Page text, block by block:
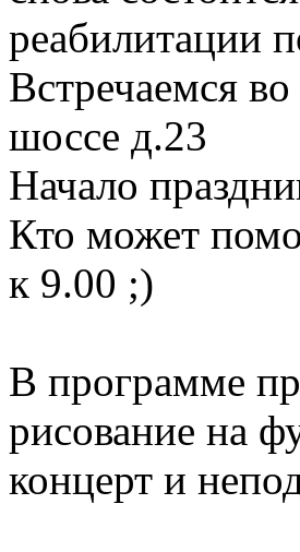
реабилитации
Встречаемся
шоссе д.23
Начало
Кто может
к 9.00 ;)
В программе
рисование на
концерт и